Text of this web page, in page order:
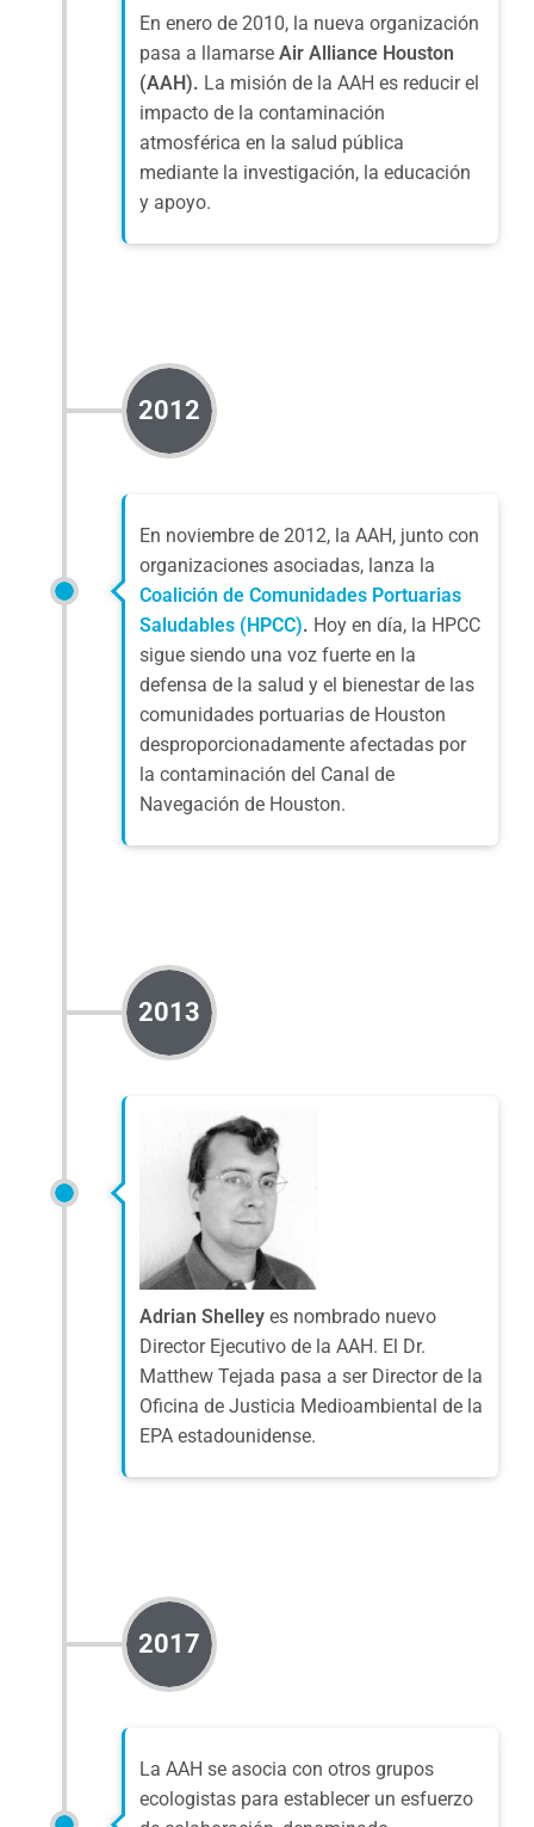
En enero de 2010, la nueva organización
pasa a llamarse Air Alliance Houston
(AAH). La misión de la AAH es reducir el
impacto de la contaminación
atmosférica en la salud pública
mediante la investigación, la educación
y apoyo.
2012
En noviembre de 2012, la AAH, junto con
organizaciones asociadas, lanza la
Coalición de Comunidades Portuarias
Saludables (HPCC). Hoy en día, la HPCC
sigue siendo una voz fuerte en la
defensa de la salud y el bienestar de las
comunidades portuarias de Houston
desproporcionadamente afectadas por
la contaminación del Canal de
Navegación de Houston.
2013
Adrian Shelley es nombrado nuevo
Director Ejecutivo de la AAH. El Dr.
Matthew Tejada pasa a ser Director de la
Oficina de Justicia Medioambiental de la
EPA estadounidense.
2017
La AAH se asocia con otros grupos
ecologistas para establecer un esfuerzo